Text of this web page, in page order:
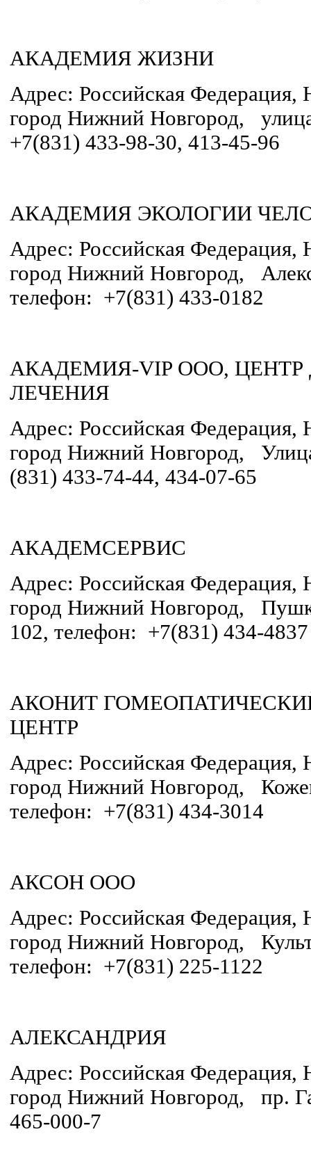
АКАДЕМИЯ ЖИЗНИ
Адрес: Российская Федерация,
город Нижний Новгород,
+7(831) 433-98-30, 413-45-96
АКАДЕМИЯ ЭКОЛОГИИ
Адрес: Российская Федерация,
город Нижний Новгород,
телефон: +7(831) 433-0182
АКАДЕМИЯ-VIP ООО,
ЛЕЧЕНИЯ
Адрес: Российская Федерация,
город Нижний Новгород,
(831) 433-74-44, 434-07-65
АКАДЕМСЕРВИС
Адрес: Российская Федерация,
город Нижний Новгород,
102, телефон: +7(831) 434-4837
АКОНИТ
ЦЕНТР
Адрес: Российская Федерация,
город Нижний Новгород,
телефон: +7(831) 434-3014
АКСОН ООО
Адрес: Российская Федерация,
город Нижний Новгород,
телефон: +7(831) 225-1122
АЛЕКСАНДРИЯ
Адрес: Российская Федерация,
город Нижний Новгород, пр.
465-000-7